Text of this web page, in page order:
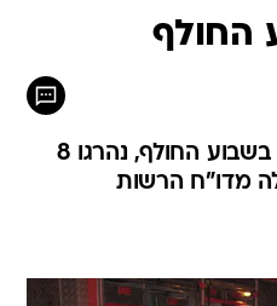
בשמונה תאונות קטלניות בשבוע החולף, נהרגו 8
מדו"ח הרשות